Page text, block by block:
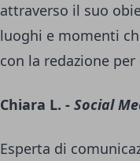
attraverso il suo
luoghi e momenti
con la redazione
Chiara L. - Social
Esperta di